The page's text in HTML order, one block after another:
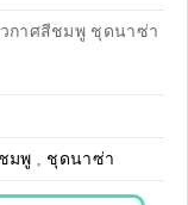
กาศสีชมพู ชุดนาซ่า
มพู , ชุดนาซ่า